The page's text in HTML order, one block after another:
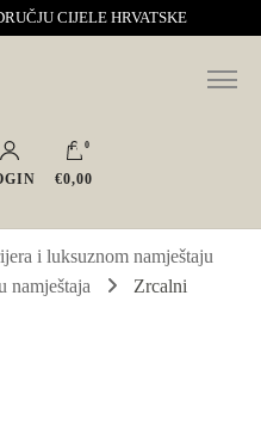
CIJELE HRVATSKE
dekoracije i rasvjete.
0
€0,00
i luksuznom namještaju
namještaja
Zrcalni